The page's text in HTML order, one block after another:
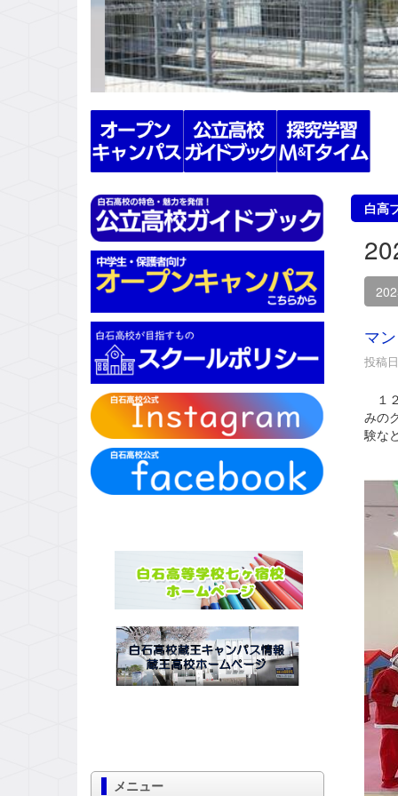
s
白高
マ
投稿
１
みの
験な
メニュー